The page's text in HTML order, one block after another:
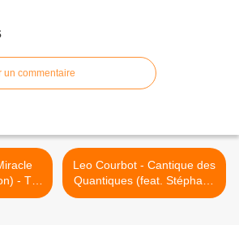
un commentaire
- TV
Leo Courbot - Cantique des
Quantiques (feat. Stéphane
Galland) - TV DU NET >